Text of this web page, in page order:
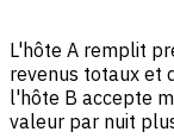
L'hôte A remplit
revenus totaux et
l'hôte B accepte
valeur par nuit